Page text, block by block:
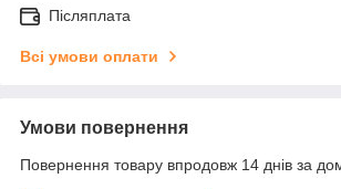
Післяплата
Всі умови оплати
Умови повернення
Повернення товару впродовж 14 днів за